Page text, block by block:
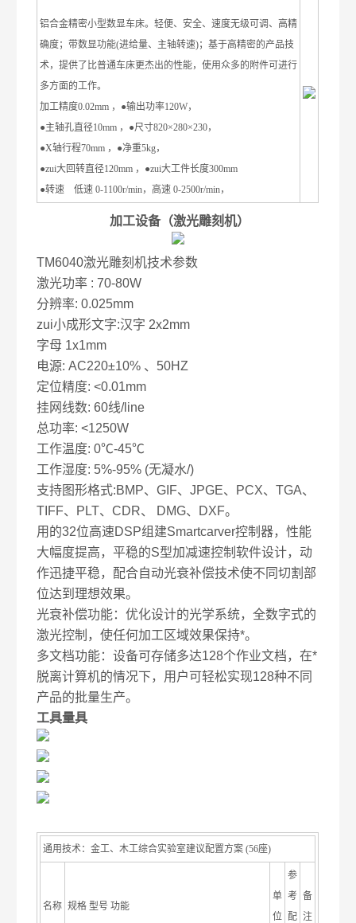
铝合金精密小型数显车床。轻便、安全、速度无级可调、高精
确度；带数显功能(进给量、主轴转速)；基于高精密的产品技
术，提供了比普通车床更杰出的性能，使用众多的附件可进行
多方面的工作。
加工精度0.02mm ，●输出功率120W，
●主轴孔直径10mm ，●尺寸820×280×230，
●X轴行程70mm ，●净重5kg，
●zui大回转直径120mm ，●zui大工件长度300mm
●转速 低速 0-1100r/min，高速 0-2500r/min，
加工设备（激光雕刻机）
TM6040激光雕刻机技术参数
激光功率 : 70-80W
分辨率: 0.025mm
zui小成形文字:汉字 2x2mm
字母 1x1mm
电源: AC220±10% 、50HZ
定位精度: <0.01mm
挂网线数: 60线/line
总功率: <1250W
工作温度: 0℃-45℃
工作湿度: 5%-95% (无凝水/)
支持图形格式:BMP、GIF、JPGE、PCX、TGA、
TIFF、PLT、CDR、 DMG、DXF。
用的32位高速DSP组建Smartcarver控制器，性能
大幅度提高，平稳的S型加减速控制软件设计，动
作迅捷平稳，配合自动光衰补偿技术使不同切割部
位达到理想效果。
光衰补偿功能：优化设计的光学系统，全数字式的
激光控制，使任何加工区域效果保持*。
多文档功能：设备可存储多达128个作业文档，在*
脱离计算机的情况下，用户可轻松实现128种不同
产品的批量生产。
工具量具
通用技术：金工、木工综合实验室建议配置方案 (56座)
名称 规格 型号 功能
单
位
参
考
配
备
注